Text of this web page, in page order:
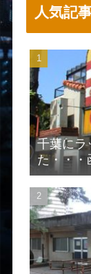
人気記
千葉にラ
た・・・
有名